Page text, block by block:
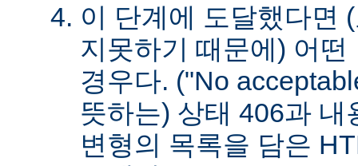
이 단계에 도달했다면
지못하기 때문에) 어
경우다. ("No
뜻하는) 상태 406과 내
변형의 목록을 담은